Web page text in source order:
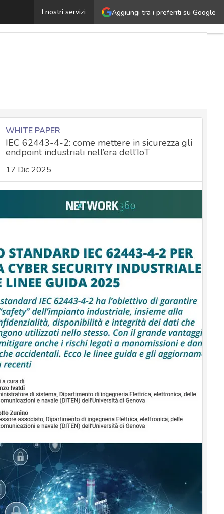
Aggiungi tra i preferiti su Google
I nostri servizi
Il malware si nasconde nei siti legittimi per lanciare
WHITE PAPER
IEC 62443-4-2: come mettere in sicurezza gli
endpoint industriali nell’era dell’IoT
17 Dic 2025